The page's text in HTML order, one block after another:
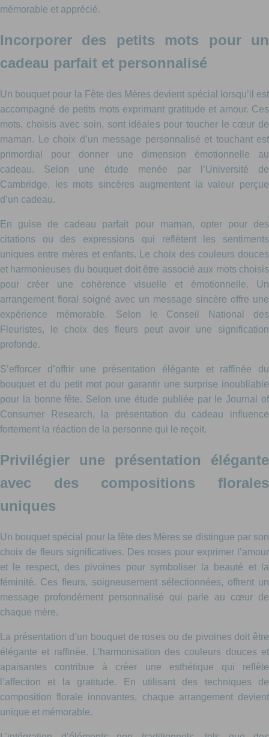
mémorable et apprécié.
Incorporer des petits mots pour un
cadeau parfait et personnalisé
Un bouquet pour la Fête des Mères devient spécial lorsqu’il est
accompagné de petits mots exprimant gratitude et amour. Ces
mots, choisis avec soin, sont idéales pour toucher le cœur de
maman. Le choix d’un message personnalisé et touchant est
primordial pour donner une dimension émotionnelle au
cadeau. Selon une étude menée par l’Université de
Cambridge, les mots sincères augmentent la valeur perçue
d’un cadeau.
En guise de cadeau parfait pour maman, opter pour des
citations ou des expressions qui reflètent les sentiments
uniques entre mères et enfants. Le choix des couleurs douces
et harmonieuses du bouquet doit être associé aux mots choisis
pour créer une cohérence visuelle et émotionnelle. Un
arrangement floral soigné avec un message sincère offre une
expérience mémorable. Selon le Conseil National des
Fleuristes, le choix des fleurs peut avoir une signification
profonde.
S’efforcer d’offrir une présentation élégante et raffinée du
bouquet et du petit mot pour garantir une surprise inoubliable
pour la bonne fête. Selon une étude publiée par le Journal of
Consumer Research, la présentation du cadeau influence
fortement la réaction de la personne qui le reçoit.
Privilégier une présentation élégante
avec des compositions florales
uniques
Un bouquet spécial pour la fête des Mères se distingue par son
choix de fleurs significatives. Des roses pour exprimer l’amour
et le respect, des pivoines pour symboliser la beauté et la
féminité. Ces fleurs, soigneusement sélectionnées, offrent un
message profondément personnalisé qui parle au cœur de
chaque mère.
La présentation d’un bouquet de roses ou de pivoines doit être
élégante et raffinée. L’harmonisation des couleurs douces et
apaisantes contribue à créer une esthétique qui reflète
l’affection et la gratitude. En utilisant des techniques de
composition florale innovantes, chaque arrangement devient
unique et mémorable.